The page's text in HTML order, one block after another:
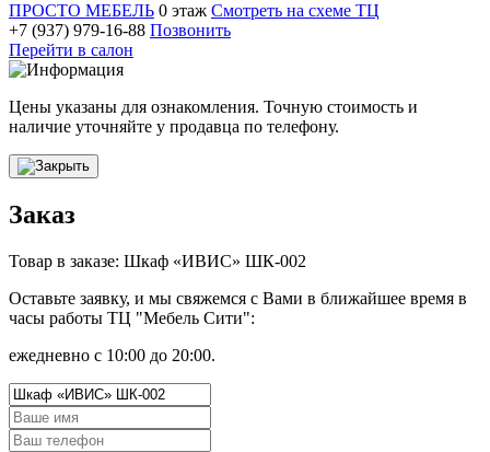
ПРОСТО МЕБЕЛЬ 0 этаж Смотреть на схеме ТЦ
+7 (937) 979-16-88 Позвонить
Перейти в салон
Цены указаны для ознакомления. Точную стоимость и
наличие уточняйте у продавца по телефону.
Заказ
Товар в заказе: Шкаф «ИВИС» ШК-002
Оставьте заявку, и мы свяжемся с Вами в ближайшее время в
часы работы ТЦ "Мебель Сити":
ежедневно с 10:00 до 20:00.